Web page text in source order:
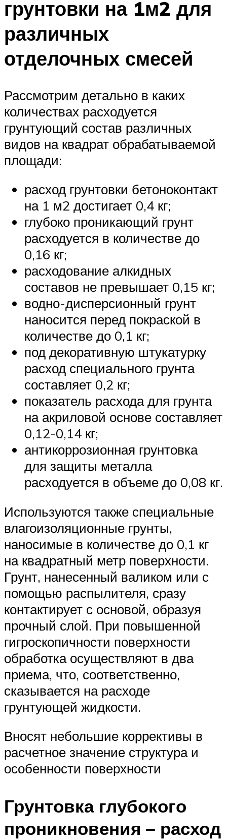
грунтовки на 1м2 для
различных
отделочных смесей
Рассмотрим детально в каких
количествах расходуется
грунтующий состав различных
видов на квадрат обрабатываемой
площади:
расход грунтовки бетоноконтакт
на 1 м2 достигает 0,4 кг;
глубоко проникающий грунт
расходуется в количестве до
0,16 кг;
расходование алкидных
составов не превышает 0,15 кг;
водно-дисперсионный грунт
наносится перед покраской в
количестве до 0,1 кг;
под декоративную штукатурку
расход специального грунта
составляет 0,2 кг;
показатель расхода для грунта
на акриловой основе составляет
0,12-0,14 кг;
антикоррозионная грунтовка
для защиты металла
расходуется в объеме до 0,08 кг.
Используются также специальные
влагоизоляционные грунты,
наносимые в количестве до 0,1 кг
на квадратный метр поверхности.
Грунт, нанесенный валиком или с
помощью распылителя, сразу
контактирует с основой, образуя
прочный слой. При повышенной
гигроскопичности поверхности
обработка осуществляют в два
приема, что, соответственно,
сказывается на расходе
грунтующей жидкости.
Вносят небольшие коррективы в
расчетное значение структура и
особенности поверхности
Грунтовка глубокого
проникновения – расход